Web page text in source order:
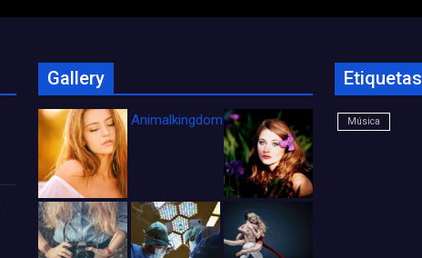
Gallery
Animalkingdom_FichaCine
Etiquetas
Música